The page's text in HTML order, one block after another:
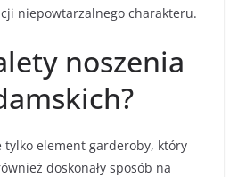
niepowtarzalnego charakteru.
noszenia
tylko element garderoby, który
doskonały sposób na